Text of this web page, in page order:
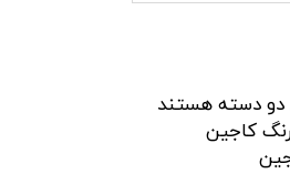
دو دسته هستند
کاجین